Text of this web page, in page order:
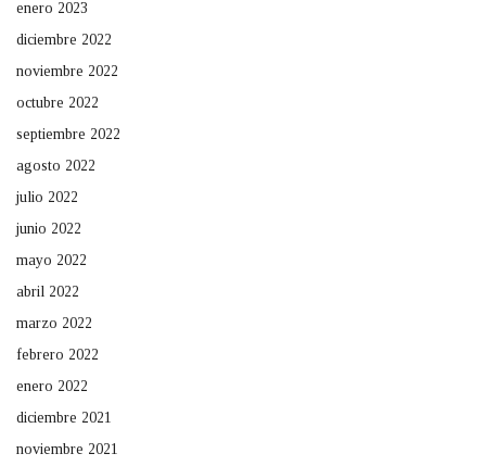
enero 2023
diciembre 2022
noviembre 2022
octubre 2022
septiembre 2022
agosto 2022
julio 2022
junio 2022
mayo 2022
abril 2022
marzo 2022
febrero 2022
enero 2022
diciembre 2021
noviembre 2021